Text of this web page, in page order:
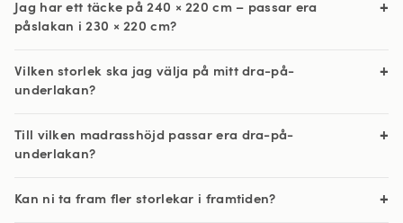
Jag har ett täcke på 240 × 220 cm – passar era
påslakan i 230 × 220 cm?
Vilken storlek ska jag välja på mitt dra-på-
underlakan?
Till vilken madrasshöjd passar era dra-på-
underlakan?
Kan ni ta fram fler storlekar i framtiden?